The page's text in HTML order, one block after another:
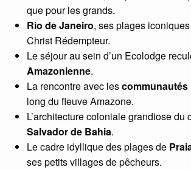
que pour les grands.
Rio de Janeiro, ses plages
Christ Rédempteur.
Le séjour au sein d’un Ecolodge
Amazonienne.
La rencontre avec les
long du fleuve Amazone.
L’architecture coloniale grandiose du
Salvador de Bahia.
Le cadre idyllique des plages de
ses petits villages de pêcheurs.